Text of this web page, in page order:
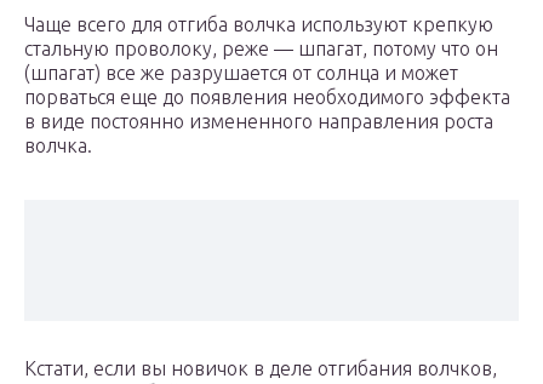
Чаще всего для отгиба волчка используют крепкую
стальную проволоку, реже — шпагат, потому что он
(шпагат) все же разрушается от солнца и может
порваться еще до появления необходимого эффекта
в виде постоянно измененного направления роста
волчка.
Кстати, если вы новичок в деле отгибания волчков,